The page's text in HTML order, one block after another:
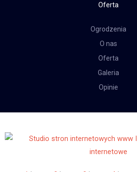
Oferta
Ogrodzenia
O nas
Oferta
Galeria
Opinie